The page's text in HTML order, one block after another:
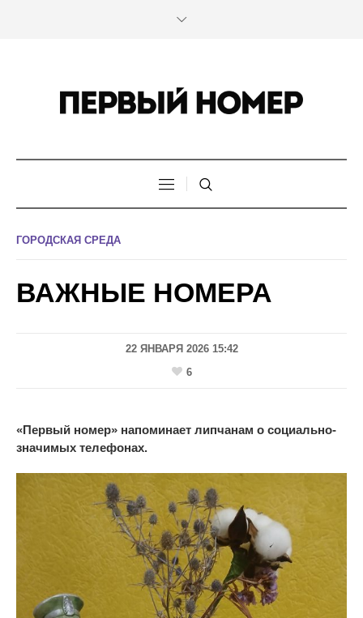
ГОРОДСКАЯ СРЕДА
ВАЖНЫЕ НОМЕРА
22 ЯНВАРЯ 2026 15:42
6
«Первый номер» напоминает липчанам о социально-
значимых телефонах.